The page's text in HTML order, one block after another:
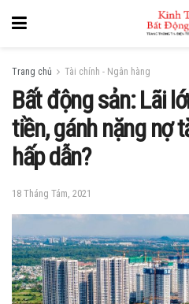
Trang chủ Tài chính - Ngân hàng
Bất động sản: Lãi
tiền, gánh nặng nợ
hấp dẫn?
18 Tháng Tám, 2021